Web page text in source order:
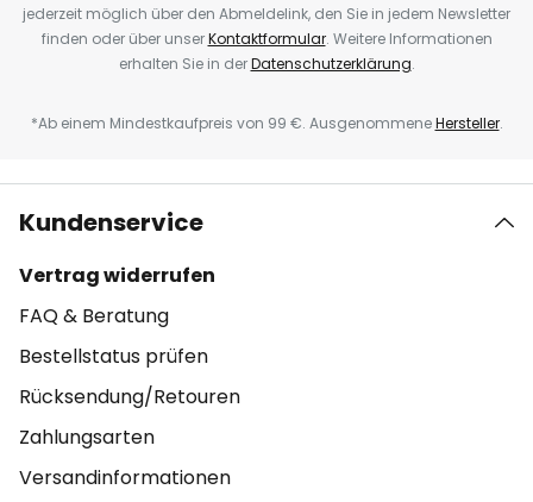
jederzeit möglich über den Abmeldelink, den Sie in jedem Newsletter
finden oder über unserKontaktformular. Weitere Informationen
erhalten Sie in derDatenschutzerklärung.
*Ab einem Mindestkaufpreis von 99 €. AusgenommeneHersteller.
Kundenservice
Vertrag widerrufen
FAQ & Beratung
Bestellstatus prüfen
Rücksendung/Retouren
Zahlungsarten
Versandinformationen